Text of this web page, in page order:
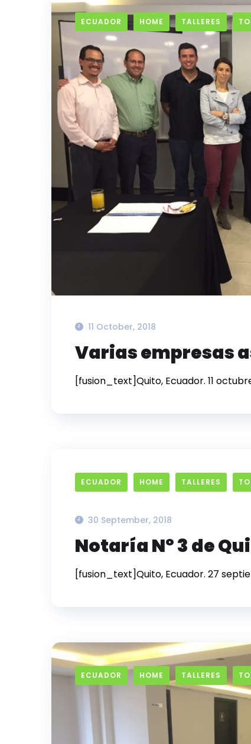
ECUADOR HOME TALLERES
11 October, 2018
Varias empresas
[fusion_text]Quito, Ecuador. 11
ECUADOR HOME TALLERES
30 September, 2018
Notaría Nº 3 de
[fusion_text]Quito, Ecuador. 27
ECUADOR HOME TALLERES